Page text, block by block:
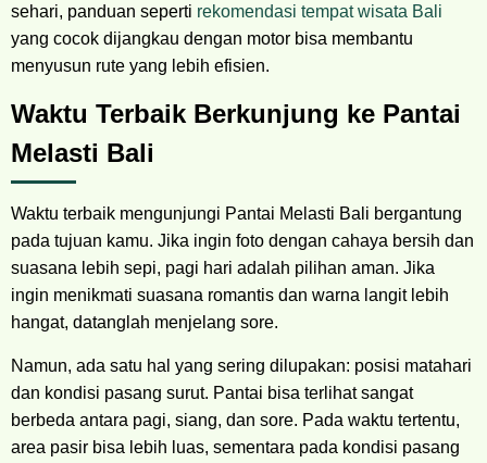
sehari, panduan seperti rekomendasi tempat wisata Bali
yang cocok dijangkau dengan motor bisa membantu
menyusun rute yang lebih efisien.
Waktu Terbaik Berkunjung ke Pantai
Melasti Bali
Waktu terbaik mengunjungi Pantai Melasti Bali bergantung
pada tujuan kamu. Jika ingin foto dengan cahaya bersih dan
suasana lebih sepi, pagi hari adalah pilihan aman. Jika
ingin menikmati suasana romantis dan warna langit lebih
hangat, datanglah menjelang sore.
Namun, ada satu hal yang sering dilupakan: posisi matahari
dan kondisi pasang surut. Pantai bisa terlihat sangat
berbeda antara pagi, siang, dan sore. Pada waktu tertentu,
area pasir bisa lebih luas, sementara pada kondisi pasang